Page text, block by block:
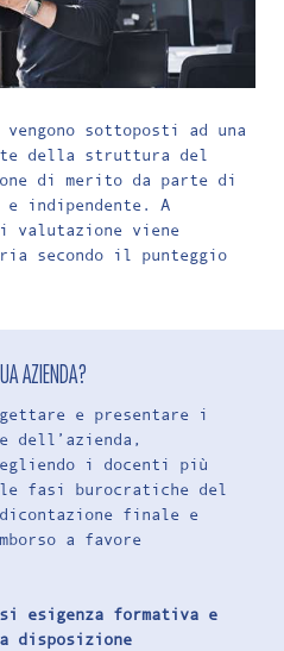
sottoposti ad una
della struttura del
di merito da parte di
e indipendente. A
valutazione viene
secondo il punteggio
AZIENDA?
e presentare i
dell’azienda,
i docenti più
fasi burocratiche del
finale e
a favore
esigenza formativa e
disposizione